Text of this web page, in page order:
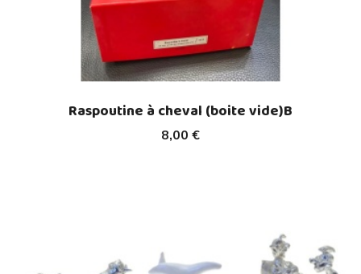
8,00 €
Raspoutine à cheval (boite vide)B